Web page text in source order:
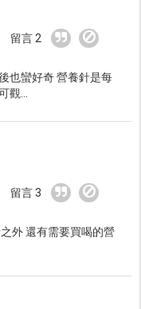
留言 2
也蠻好奇 營養針是每
觀...
留言 3
外 還有需要買喝的營